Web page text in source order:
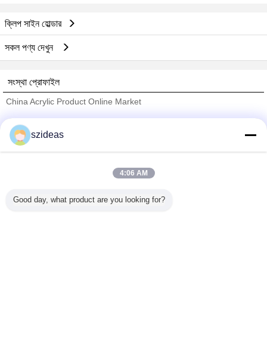
ক্লিপ সাইন হোল্ডার
সকল পণ্য দেখুন
সংস্থা প্রোফাইল
China Acrylic Product Online Market
Trust Seal
szideas
4:06 AM
Good day, what product are you looking for?